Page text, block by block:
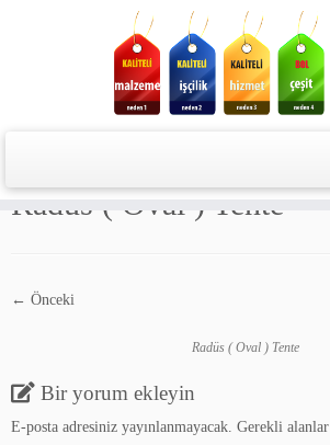
Radüs ( Oval ) Tente
← Önceki
Radüs ( Oval ) Tente
Bir yorum ekleyin
E-posta adresiniz yayınlanmayacak. Gerekli alanlar